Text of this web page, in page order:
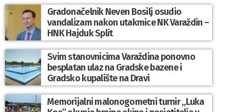
Gradonačelnik Neven Bosilj osudio
vandalizam nakon utakmice NK Varaždin –
HNK Hajduk Split
Svim stanovnicima Varaždina ponovno
besplatan ulaz na Gradske bazene i
Gradsko kupalište na Dravi
Memorijalni malonogometni turnir „Luka